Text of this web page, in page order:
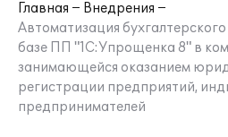
Главная
Внедрения
Автоматизация
базе ПП "1C:Упрощенка 8" в
занимающейся оказанием
регистрации предприятий,
предпринимателей